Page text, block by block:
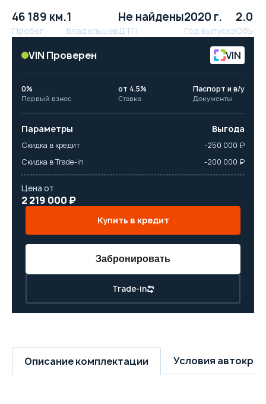
46 189 км.
Пробег
1
Владельцев
Не найдены
ДТП
2020 г.
Год выпуска
2.0 л.
Объём
VIN Проверен VIN
0%
Первый взнос
от 4.5%
Ставка
Паспорт и в/у
Документы
Параметры Выгода
Скидка в кредит
-250 000 ₽
Скидка в Trade-in
-200 000 ₽
Цена от
2 219 000 ₽
Купить в кредит
Trade-in
Забронировать
Описание комплектации Условия